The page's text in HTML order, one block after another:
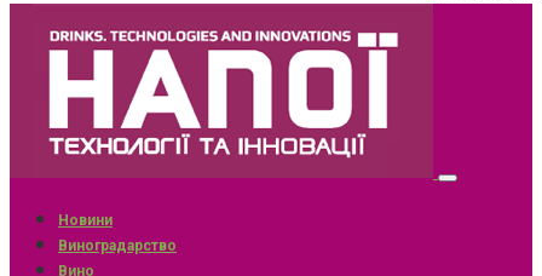
Новини
Виноградарство
Вино